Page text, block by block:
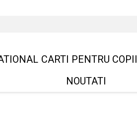
CARTI PENTRU COPII
NOUTATI